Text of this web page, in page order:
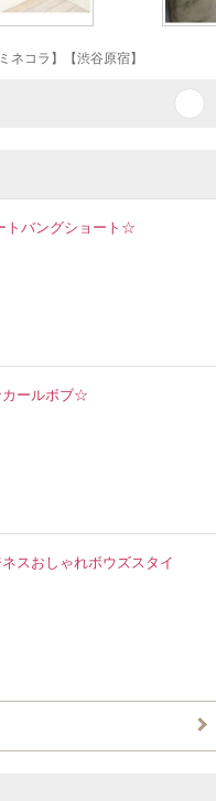
コラ】【渋谷原宿】
トバングショート☆
ールボブ☆
スおしゃれボウズスタイ